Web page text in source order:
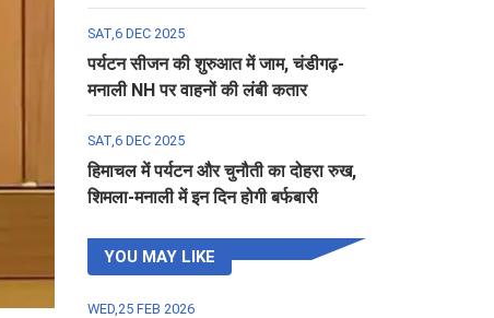
अलर्ट
SAT,6 DEC 2025
पर्यटन सीजन की शुरुआत में जाम, चंडीगढ़-
मनाली NH पर वाहनों की लंबी कतार
SAT,6 DEC 2025
हिमाचल में पर्यटन और चुनौती का दोहरा रुख,
शिमला-मनाली में इन दिन होगी बर्फबारी
YOU MAY LIKE
WED,25 FEB 2026